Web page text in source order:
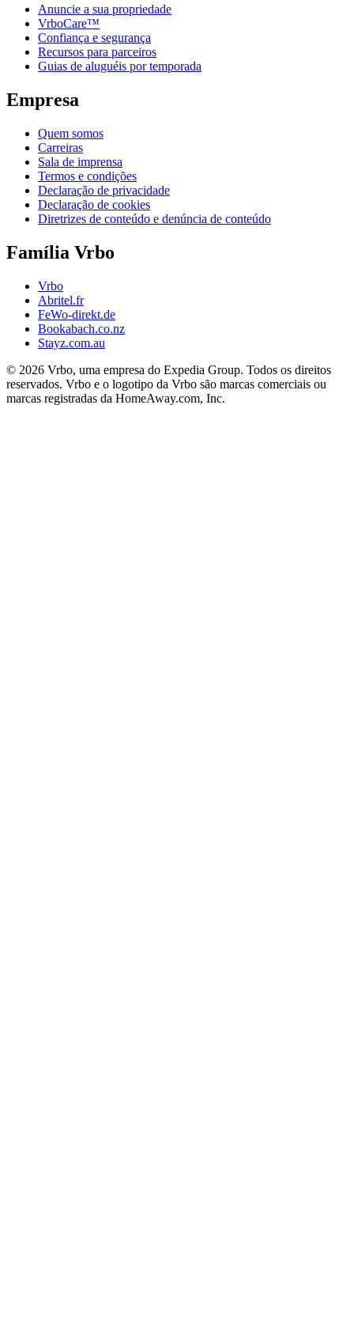
Anuncie a sua propriedade
VrboCare™
Confiança e segurança
Recursos para parceiros
Guias de aluguéis por temporada
Empresa
Quem somos
Carreiras
Sala de imprensa
Termos e condições
Declaração de privacidade
Declaração de cookies
Diretrizes de conteúdo e denúncia de conteúdo
Família Vrbo
Vrbo
Abritel.fr
FeWo-direkt.de
Bookabach.co.nz
Stayz.com.au
© 2026 Vrbo, uma empresa do Expedia Group. Todos os direitos
reservados. Vrbo e o logotipo da Vrbo são marcas comerciais ou
marcas registradas da HomeAway.com, Inc.